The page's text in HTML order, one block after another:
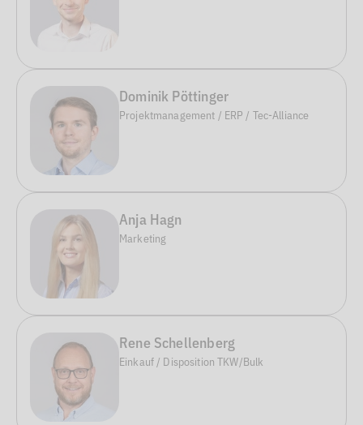
Dominik Pöttinger
Projektmanagement / ERP / Tec-Alliance
Anja Hagn
Marketing
Rene Schellenberg
Einkauf / Disposition TKW/Bulk